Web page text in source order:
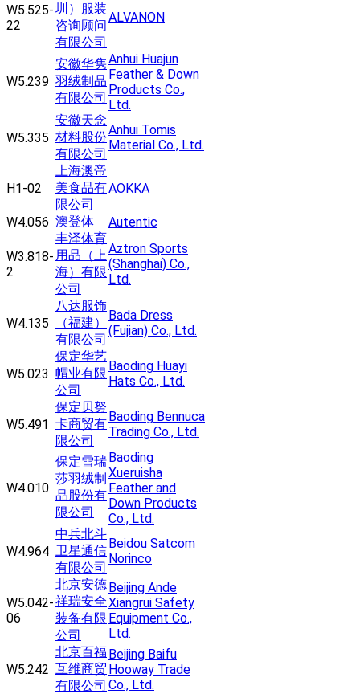
W5.525-
22
圳）服装
咨询顾问
有限公司
ALVANON
W5.239
安徽华隽
羽绒制品
有限公司
Anhui Huajun
Feather & Down
Products Co.,
Ltd.
W5.335
安徽天念
材料股份
有限公司
Anhui Tomis
Material Co., Ltd.
H1-02
上海澳帝
美食品有
限公司
AOKKA
W4.056 澳登体 Autentic
W3.818-
2
丰泽体育
用品（上
海）有限
公司
Aztron Sports
(Shanghai) Co.,
Ltd.
W4.135
八达服饰
（福建）
有限公司
Bada Dress
(Fujian) Co., Ltd.
W5.023
保定华艺
帽业有限
公司
Baoding Huayi
Hats Co., Ltd.
W5.491
保定贝努
卡商贸有
限公司
Baoding Bennuca
Trading Co., Ltd.
W4.010
保定雪瑞
莎羽绒制
品股份有
限公司
Baoding
Xueruisha
Feather and
Down Products
Co., Ltd.
W4.964
中兵北斗
卫星通信
有限公司
Beidou Satcom
Norinco
W5.042-
06
北京安德
祥瑞安全
装备有限
公司
Beijing Ande
Xiangrui Safety
Equipment Co.,
Ltd.
W5.242
北京百福
互维商贸
有限公司
Beijing Baifu
Hooway Trade
Co., Ltd.